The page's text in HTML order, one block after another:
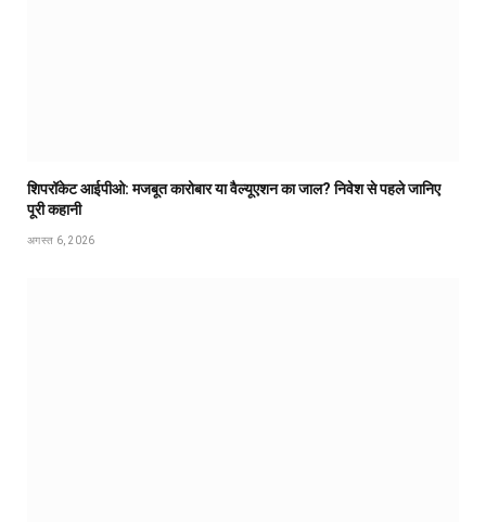
शिपरॉकेट आईपीओ: मजबूत कारोबार या वैल्यूएशन का जाल? निवेश से पहले जानिए
पूरी कहानी
अगस्त 6, 2026